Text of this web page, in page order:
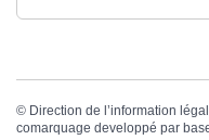
© Direction de l’information
comarquage developpé par